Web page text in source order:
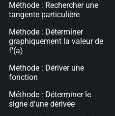
Méthode : Rechercher une
tangente particulière
Méthode : Déterminer
graphiquement la valeur de
f'(a)
Méthode : Dériver une
fonction
Méthode : Déterminer le
signe d'une dérivée